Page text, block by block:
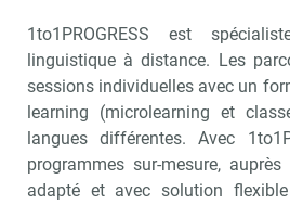
1to1PROGRESS est
linguistique à distance. Les
sessions individuelles avec un
learning (microlearning et
langues différentes. Avec
programmes sur-mesure,
adapté et avec solution